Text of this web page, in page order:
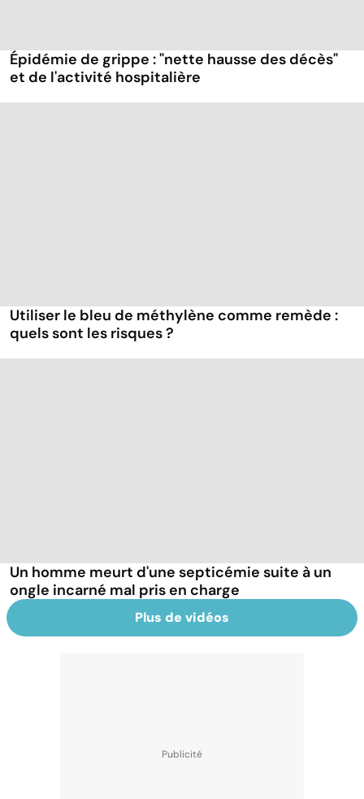
Épidémie de grippe : "nette hausse des décès"
et de l'activité hospitalière
Utiliser le bleu de méthylène comme remède :
quels sont les risques ?
Un homme meurt d'une septicémie suite à un
ongle incarné mal pris en charge
Plus de vidéos